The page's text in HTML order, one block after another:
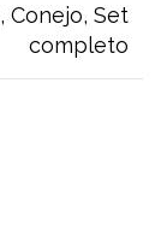
, Conejo, Set
completo